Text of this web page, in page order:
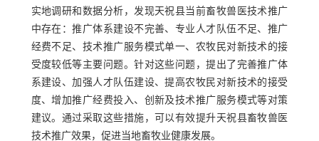
实地调研和数据分析，发现天祝县当前畜牧兽医技术推广
中存在：推广体系建设不完善、专业人才队伍不足、推广
经费不足、技术推广服务模式单一、农牧民对新技术的接
受度较低等主要问题。针对这些问题，提出了完善推广体
系建设、加强人才队伍建设、提高农牧民对新技术的接受
度、增加推广经费投入、创新及技术推广服务模式等对策
建议。通过采取这些措施，可以有效提升天祝县畜牧兽医
技术推广效果，促进当地畜牧业健康发展。